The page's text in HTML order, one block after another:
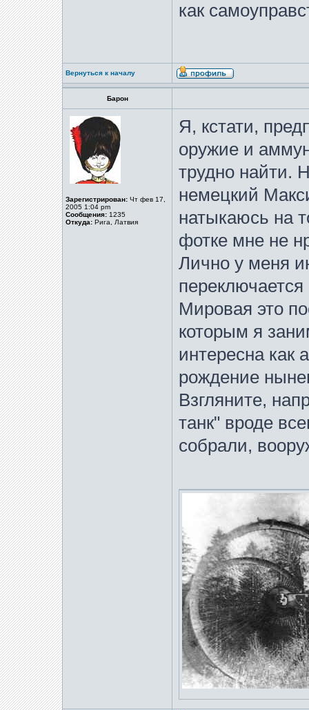
как
Вернуться к началу
Барон
Зарегистрирован: Чт фев 17,
2005 1:04 pm
Сообщения: 1235
Откуда: Рига, Латвия
Я, кстати,
оружие и
трудно найти.
немецкий
натыкаюсь на
фотке мне не
Лично у меня
Мировая это
которым я
интересна как
рождение
Взгляните,
танк" вроде
собрали,